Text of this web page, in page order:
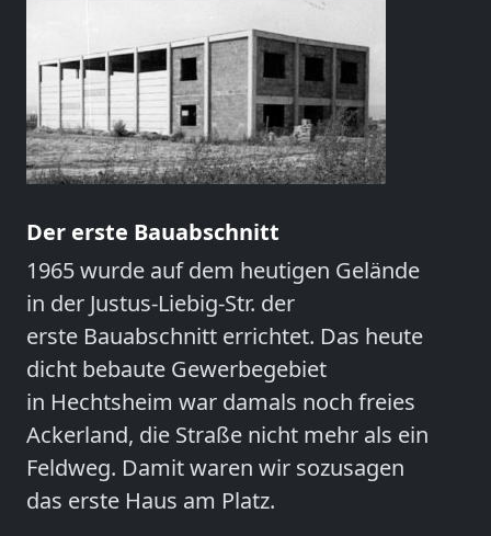
Der erste Bauabschnitt
1965 wurde auf dem heutigen Gelände
in der Justus-Liebig-Str. der
erste Bauabschnitt errichtet. Das heute
dicht bebaute Gewerbegebiet
in Hechtsheim war damals noch freies
Ackerland, die Straße nicht mehr als ein
Feldweg. Damit waren wir sozusagen
das erste Haus am Platz.